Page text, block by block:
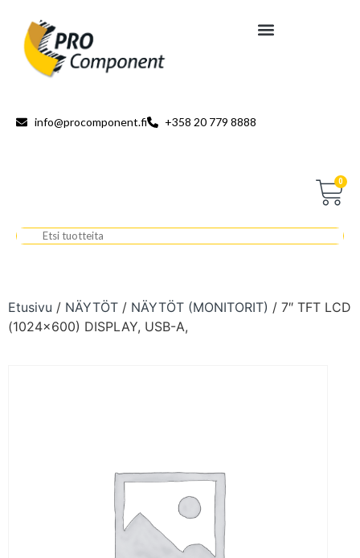
info@procomponent.fi +358 20 779 8888
0
Etusivu / NÄYTÖT / NÄYTÖT (MONITORIT) / 7″ TFT LCD
(1024×600) DISPLAY, USB-A,